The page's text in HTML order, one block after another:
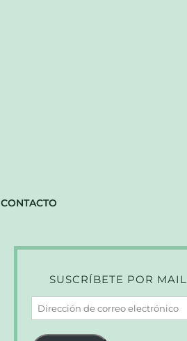
CONTACTO
SUSCRÍBETE POR MAIL
Dirección
de
correo